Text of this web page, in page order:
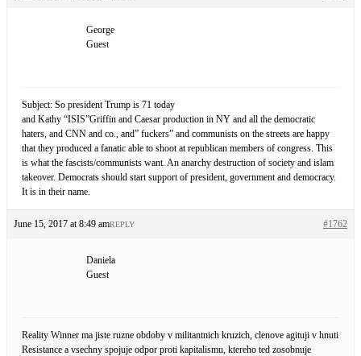
George
Guest
Subject: So president Trump is 71 today
and Kathy “ISIS”Griffin and Caesar production in NY and all the democratic
haters, and CNN and co., and” fuckers” and communists on the streets are happy
that they produced a fanatic able to shoot at republican members of congress. This
is what the fascists/communists want. An anarchy destruction of society and islam
takeover. Democrats should start support of president, government and democracy.
It is in their name.
June 15, 2017 at 8:49 am #1762
REPLY
Daniela
Guest
Reality Winner ma jiste ruzne obdoby v militantnich kruzich, clenove agituji v hnuti
Resistance a vsechny spojuje odpor proti kapitalismu, ktereho ted zosobnuje